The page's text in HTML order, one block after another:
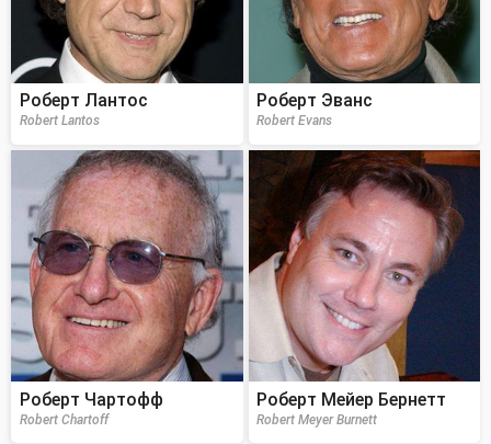
Роберт Лантос
Robert Lantos
Роберт Эванс
Robert Evans
Роберт Чартофф
Robert Chartoff
Роберт Мейер Бернетт
Robert Meyer Burnett